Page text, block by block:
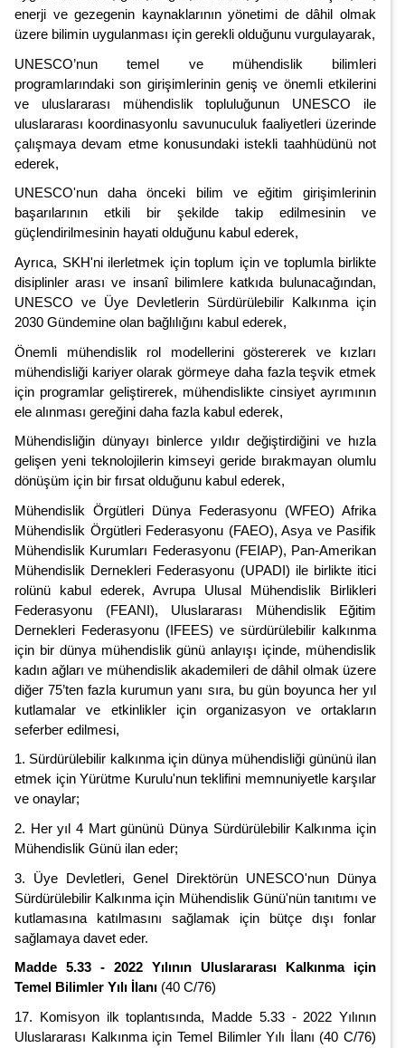
enerji ve gezegenin kaynaklarının yönetimi de dâhil olmak
üzere bilimin uygulanması için gerekli olduğunu vurgulayarak,
UNESCO’nun temel ve mühendislik bilimleri
programlarındaki son girişimlerinin geniş ve önemli etkilerini
ve uluslararası mühendislik topluluğunun UNESCO ile
uluslararası koordinasyonlu savunuculuk faaliyetleri üzerinde
çalışmaya devam etme konusundaki istekli taahhüdünü not
ederek,
UNESCO'nun daha önceki bilim ve eğitim girişimlerinin
başarılarının etkili bir şekilde takip edilmesinin ve
güçlendirilmesinin hayati olduğunu kabul ederek,
Ayrıca, SKH'ni ilerletmek için toplum için ve toplumla birlikte
disiplinler arası ve insanî bilimlere katkıda bulunacağından,
UNESCO ve Üye Devletlerin Sürdürülebilir Kalkınma için
2030 Gündemine olan bağlılığını kabul ederek,
Önemli mühendislik rol modellerini göstererek ve kızları
mühendisliği kariyer olarak görmeye daha fazla teşvik etmek
için programlar geliştirerek, mühendislikte cinsiyet ayrımının
ele alınması gereğini daha fazla kabul ederek,
Mühendisliğin dünyayı binlerce yıldır değiştirdiğini ve hızla
gelişen yeni teknolojilerin kimseyi geride bırakmayan olumlu
dönüşüm için bir fırsat olduğunu kabul ederek,
Mühendislik Örgütleri Dünya Federasyonu (WFEO) Afrika
Mühendislik Örgütleri Federasyonu (FAEO), Asya ve Pasifik
Mühendislik Kurumları Federasyonu (FEIAP), Pan-Amerikan
Mühendislik Dernekleri Federasyonu (UPADI) ile birlikte itici
rolünü kabul ederek, Avrupa Ulusal Mühendislik Birlikleri
Federasyonu (FEANI), Uluslararası Mühendislik Eğitim
Dernekleri Federasyonu (IFEES) ve sürdürülebilir kalkınma
için bir dünya mühendislik günü anlayışı içinde, mühendislik
kadın ağları ve mühendislik akademileri de dâhil olmak üzere
diğer 75’ten fazla kurumun yanı sıra, bu gün boyunca her yıl
kutlamalar ve etkinlikler için organizasyon ve ortakların
seferber edilmesi,
1. Sürdürülebilir kalkınma için dünya mühendisliği gününü ilan
etmek için Yürütme Kurulu'nun teklifini memnuniyetle karşılar
ve onaylar;
2. Her yıl 4 Mart gününü Dünya Sürdürülebilir Kalkınma için
Mühendislik Günü ilan eder;
3. Üye Devletleri, Genel Direktörün UNESCO'nun Dünya
Sürdürülebilir Kalkınma için Mühendislik Günü'nün tanıtımı ve
kutlamasına katılmasını sağlamak için bütçe dışı fonlar
sağlamaya davet eder.
Madde 5.33 - 2022 Yılının Uluslararası Kalkınma için
Temel Bilimler Yılı İlanı (40 C/76)
17. Komisyon ilk toplantısında, Madde 5.33 - 2022 Yılının
Uluslararası Kalkınma için Temel Bilimler Yılı İlanı (40 C/76)